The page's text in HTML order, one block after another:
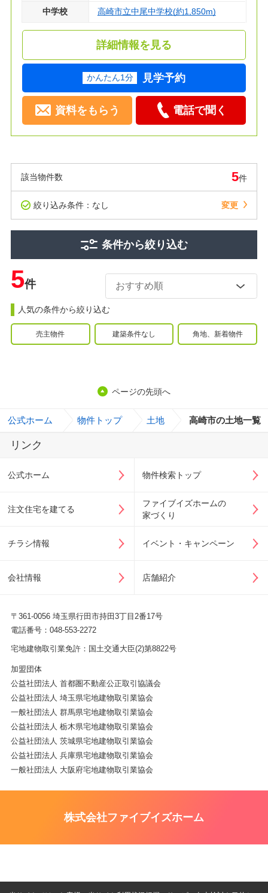
中学校 高崎市立中尾中学校(約1,850m)
詳細情報を見る
かんたん1分 見学予約
資料をもらう 電話で聞く
該当物件数 5件
絞り込み条件：なし 変更
条件から絞り込む
5件
人気の条件から絞り込む
売主物件 建築条件なし 角地、新着物件
ページの先頭へ
公式ホーム 物件トップ 土地 高崎市の土地一覧
リンク
公式ホーム 物件検索トップ
注文住宅を建てる
ファイブイズホームの
家づくり
チラシ情報 イベント・キャンペーン
会社情報 店舗紹介
〒361-0056 埼玉県行田市持田3丁目2番17号
電話番号：048-553-2272
宅地建物取引業免許：国土交通大臣(2)第8822号
加盟団体
公益社団法人 首都圏不動産公正取引協議会
公益社団法人 埼玉県宅地建物取引業協会
一般社団法人 群馬県宅地建物取引業協会
公益社団法人 栃木県宅地建物取引業協会
公益社団法人 茨城県宅地建物取引業協会
公益社団法人 兵庫県宅地建物取引業協会
一般社団法人 大阪府宅地建物取引業協会
株式会社ファイブイズホーム